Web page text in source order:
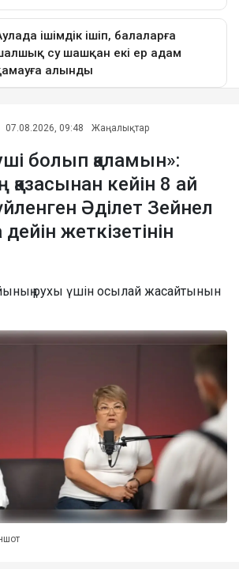
07.08.2026, 09:48 Жаңалықтар
болып қаламын»:
кейін 8 ай
Әділет Зейнел
жеткізетінін
рухы үшін осылай жасайтынын